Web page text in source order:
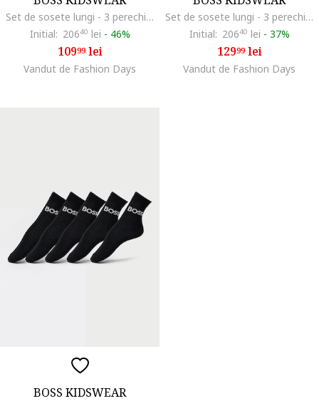
Set de sosete lungi - 3 perechi, Alb/Negru/Maro deschis
Initial: 20640 lei - 46%
10999lei
Vandut de Fashion Days
Set de sosete lungi - 3 perechi, Negru
Initial: 20640 lei - 37%
12999lei
Vandut de Fashion Days
BOSS KIDSWEAR